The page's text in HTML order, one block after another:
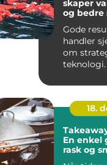
skaper
og bedre
Gode
handler
om
stoler på...
18.
En enkel
rask og